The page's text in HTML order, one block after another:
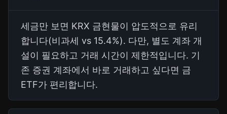
세금만 보면 KRX 금현물이 압도적으로 유리
합니다(비과세 vs 15.4%). 다만, 별도 계좌 개
설이 필요하고 거래 시간이 제한적입니다. 기
존 증권 계좌에서 바로 거래하고 싶다면 금
ETF가 편리합니다.